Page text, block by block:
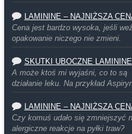
LAMININE – NAJNIŻSZA
Cena jest bardzo wysoka, jeśli
opakowanie niczego nie zmieni.
SKUTKI UBOCZNE LAMININE
A może ktoś mi wyjaśni, co to są
działanie leku. Na przykład
LAMININE – NAJNIŻSZA
Czy komuś udało się zmniejszyć
alergiczne reakcje na pyłki traw?